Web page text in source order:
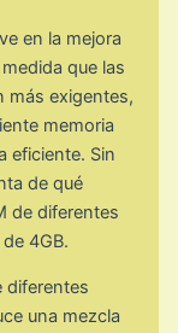
en la mejora
que las
más exigentes,
memoria
eficiente. Sin
de qué
de diferentes
4GB.
diferentes
una mezcla